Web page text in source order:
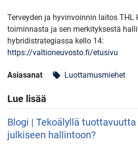
Terveyden ja hyvinvoinnin laitos THL
toiminnasta ja sen merkityksestä
hybridistrategiassa kello 14:
https://valtioneuvosto.fi/etusivu
Asiasanat local_offer Luottamusmiehet
Lue lisää
Blogi | Tekoälyllä
julkiseen hallintoon?